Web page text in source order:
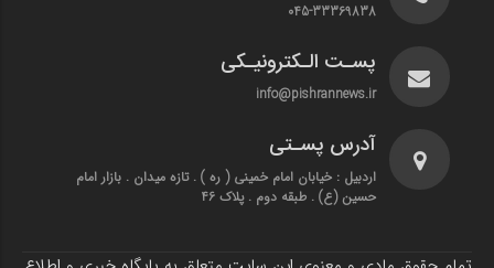
045-33369838
پسـت الـکترونیـکی
info@pishrannews.ir
آدرس پسـتی
اردبیل : خیابان امام خمینی ( ره ) . تازه میدان . بازار امام
حسین (ع) . طبقه دوم . پلاک 46